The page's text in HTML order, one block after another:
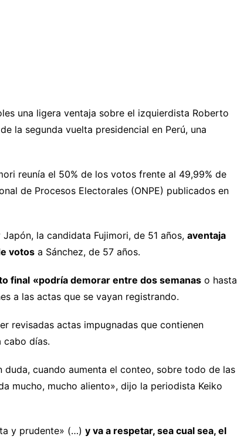
una ligera ventaja sobre el izquierdista Roberto
la segunda vuelta presidencial en Perú, una
reunía el 50% de los votos frente al 49,99% de
de Procesos Electorales (ONPE) publicados en
la candidata Fujimori, de 51 años, aventaja
votos a Sánchez, de 57 años.
final «podría demorar entre dos semanas o hasta
a las actas que se vayan registrando.
revisadas actas impugnadas que contienen
cabo días.
cuando aumenta el conteo, sobre todo de las
mucho, mucho aliento», dijo la periodista Keiko
y prudente» (…) y va a respetar, sea cual sea, el